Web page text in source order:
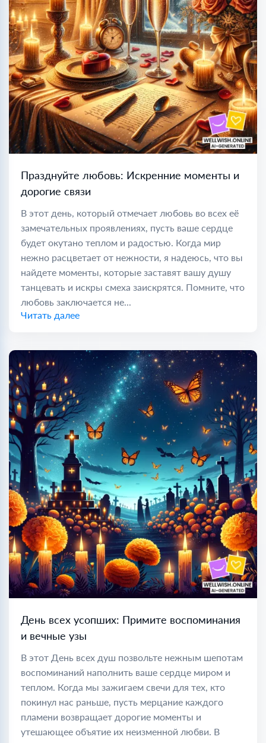
Празднуйте любовь: Искренние моменты и
дорогие связи
В этот день, который отмечает любовь во всех её
замечательных проявлениях, пусть ваше сердце
будет окутано теплом и радостью. Когда мир
нежно расцветает от нежности, я надеюсь, что вы
найдете моменты, которые заставят вашу душу
танцевать и искры смеха заискрятся. Помните, что
любовь заключается не...
Читать далее
День всех усопших: Примите воспоминания
и вечные узы
В этот День всех душ позвольте нежным шепотам
воспоминаний наполнить ваше сердце миром и
теплом. Когда мы зажигаем свечи для тех, кто
покинул нас раньше, пусть мерцание каждого
пламени возвращает дорогие моменты и
утешающее объятие их неизменной любви. В